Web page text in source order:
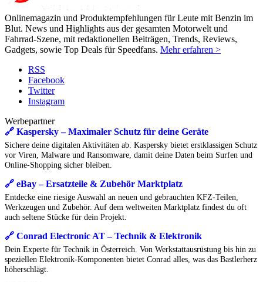
Onlinemagazin und Produktempfehlungen für Leute mit Benzin im
Blut. News und Highlights aus der gesamten Motorwelt und
Fahrrad-Szene, mit redaktionellen Beiträgen, Trends, Reviews,
Gadgets, sowie Top Deals für Speedfans. Mehr erfahren >
RSS
Facebook
Twitter
Instagram
Werbepartner
🔗 Kaspersky – Maximaler Schutz für deine Geräte
Sichere deine digitalen Aktivitäten ab. Kaspersky bietet erstklassigen Schutz
vor Viren, Malware und Ransomware, damit deine Daten beim Surfen und
Online-Shopping sicher bleiben.
🔗 eBay – Ersatzteile & Zubehör Marktplatz
Entdecke eine riesige Auswahl an neuen und gebrauchten KFZ-Teilen,
Werkzeugen und Zubehör. Auf dem weltweiten Marktplatz findest du oft
auch seltene Stücke für dein Projekt.
🔗 Conrad Electronic AT – Technik & Elektronik
Dein Experte für Technik in Österreich. Von Werkstattausrüstung bis hin zu
speziellen Elektronik-Komponenten bietet Conrad alles, was das Bastlerherz
höherschlägt.